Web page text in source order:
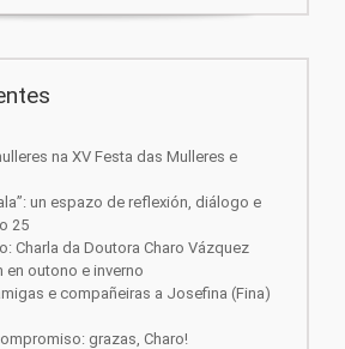
na XV Festa das Mulleres e
un espazo de reflexión, diálogo e
25
Charla da Doutora Charo Vázquez
en outono e inverno
e compañeiras a Josefina (Fina)
grazas, Charo!